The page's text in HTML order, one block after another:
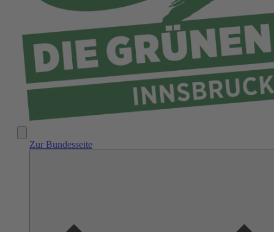
Zur Bundesseite